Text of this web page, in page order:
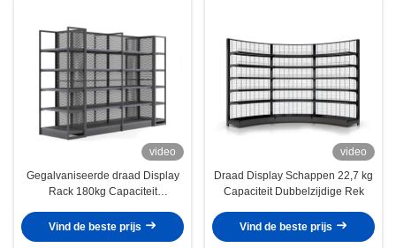
video
Gegalvaniseerde draad Display
Rack 180kg Capaciteit
Vind de beste prijs
video
Draad Display Schappen 22,7 kg
Capaciteit Dubbelzijdige Rek
Vind de beste prijs